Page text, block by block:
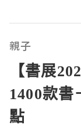
Pizza Hut更首
並「企正C位」
親子
【書展
1400款
點